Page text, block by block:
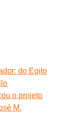
do Egito
o projeto
M.